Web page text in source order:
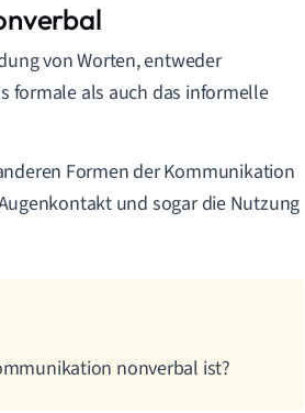
von Worten, entweder
formale als auch das informelle
Formen der Kommunikation
und sogar die Nutzung
nonverbal ist?